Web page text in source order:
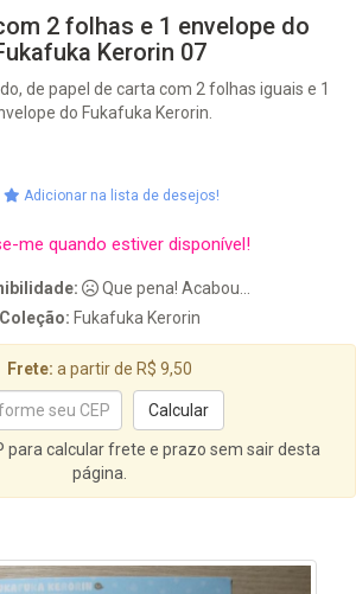
2 folhas e 1 envelope do
Kerorin 07
de papel de carta com 2 folhas iguais e 1
do Fukafuka Kerorin.
Adicionar na lista de desejos!
me quando estiver disponível!
Que pena! Acabou...
Coleção: Fukafuka Kerorin
Frete: a partir de R$ 9,50
para calcular frete e prazo sem sair desta
página.